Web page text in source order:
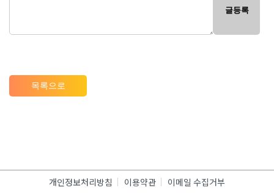
글등록
목록으로
개인정보처리방침 이용약관 이메일 수집거부